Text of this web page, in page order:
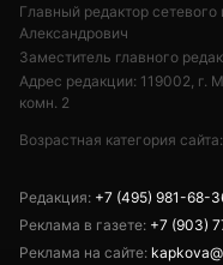
Главный редактор
Александрович
Заместитель главного
Адрес редакции: 119002, г.
комн. 2
Возрастная категория сайта:
Редакция: +7 (495) 981-68-
Реклама в газете: +7 (903)
Реклама на сайте: